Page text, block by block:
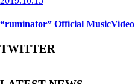
“ruminator” Official MusicVideo
TWITTER